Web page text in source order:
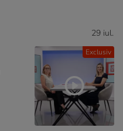
Exclusiv
29 iul.